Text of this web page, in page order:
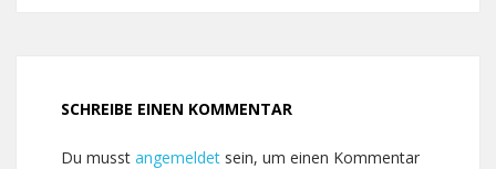
SCHREIBE EINEN KOMMENTAR
Du musst angemeldet sein, um einen Kommentar